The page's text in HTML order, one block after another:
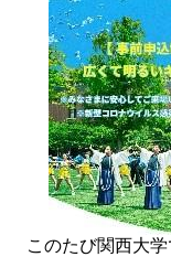
このたび関西大学